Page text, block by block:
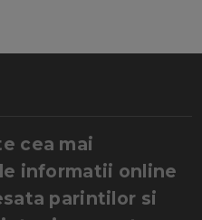
cea mai
informatii online
parintilor si